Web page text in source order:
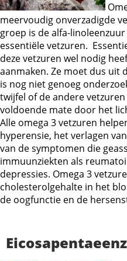
meervoudig onverzadigde
groep is de alfa-
essentiële vetzuren.
deze vetzuren wel nodig
aanmaken. Ze moet dus uit
is nog niet genoeg
twijfel of de andere
voldoende mate door het
Alle omega 3 vetzuren
hyperensie, het verlagen
van de symptomen die
immuunziekten als
depressies. Omega 3
cholesterolgehalte in het
de oogfunctie en de